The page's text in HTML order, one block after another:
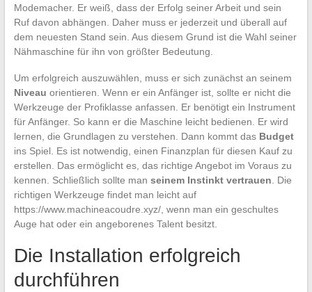
Modemacher. Er weiß, dass der Erfolg seiner Arbeit und sein
Ruf davon abhängen. Daher muss er jederzeit und überall auf
dem neuesten Stand sein. Aus diesem Grund ist die Wahl seiner
Nähmaschine für ihn von größter Bedeutung.
Um erfolgreich auszuwählen, muss er sich zunächst an seinem
Niveau orientieren. Wenn er ein Anfänger ist, sollte er nicht die
Werkzeuge der Profiklasse anfassen. Er benötigt ein Instrument
für Anfänger. So kann er die Maschine leicht bedienen. Er wird
lernen, die Grundlagen zu verstehen. Dann kommt das Budget
ins Spiel. Es ist notwendig, einen Finanzplan für diesen Kauf zu
erstellen. Das ermöglicht es, das richtige Angebot im Voraus zu
kennen. Schließlich sollte man seinem Instinkt vertrauen. Die
richtigen Werkzeuge findet man leicht auf
https://www.machineacoudre.xyz/, wenn man ein geschultes
Auge hat oder ein angeborenes Talent besitzt.
Die Installation erfolgreich
durchführen